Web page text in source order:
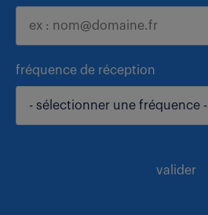
fréquence de réception
- sélectionner une fréquence -
valider